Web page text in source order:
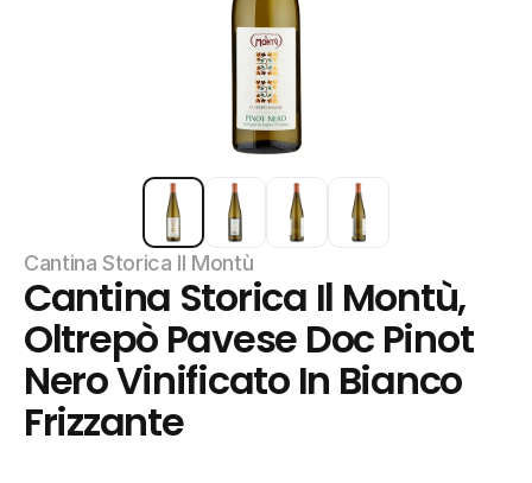
Cantina Storica Il Montù
Cantina Storica Il Montù,
Oltrepò Pavese Doc Pinot
Nero Vinificato In Bianco
Frizzante